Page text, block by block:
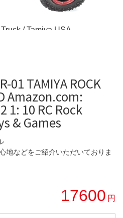
01 TAMIYA ROCK
Amazon.com:
1: 10 RC Rock
& Games
地などをご紹介いただいておりま
17600 円